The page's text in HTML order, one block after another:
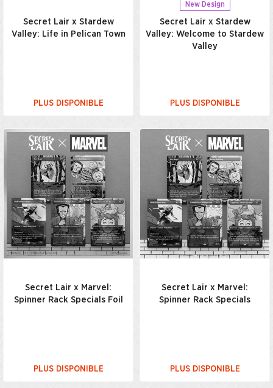
Secret Lair x Stardew
Valley: Life in Pelican Town
PLUS DISPONIBLE
New Design
Secret Lair x Stardew
Valley: Welcome to Stardew
Valley
PLUS DISPONIBLE
Secret Lair x Marvel:
Spinner Rack Specials Foil
PLUS DISPONIBLE
Secret Lair x Marvel:
Spinner Rack Specials
PLUS DISPONIBLE